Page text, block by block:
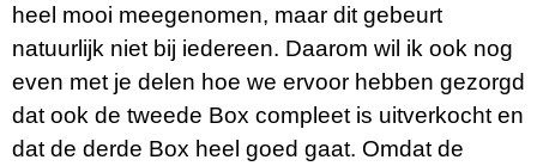
heel mooi meegenomen, maar dit gebeurt
natuurlijk niet bij iedereen. Daarom wil ik ook nog
even met je delen hoe we ervoor hebben gezorgd
dat ook de tweede Box compleet is uitverkocht en
dat de derde Box heel goed gaat. Omdat de